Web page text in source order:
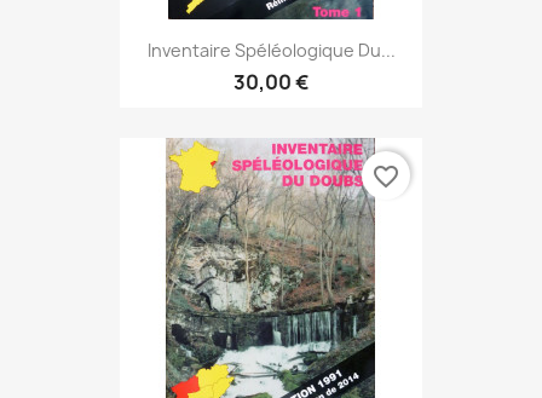
Inventaire Spéléologique Du...
30,00 €
favorite_border